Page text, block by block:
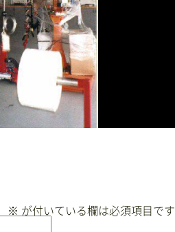
※ が付いている欄は必須項目です